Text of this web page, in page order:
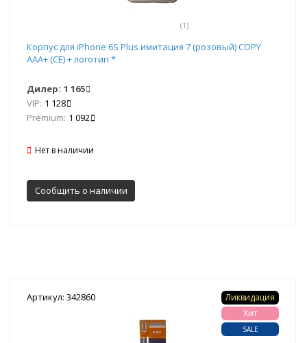
(1)
Корпус для iPhone 6S Plus имитация 7 (розовый) COPY
AAA+ (CE) + логотип *
Дилер: 1 165
VIP: 1 128
Premium: 1 092
Нет в наличии
Сообщить о наличии
Артикул: 342860
Ликвидация
Хит
SALE